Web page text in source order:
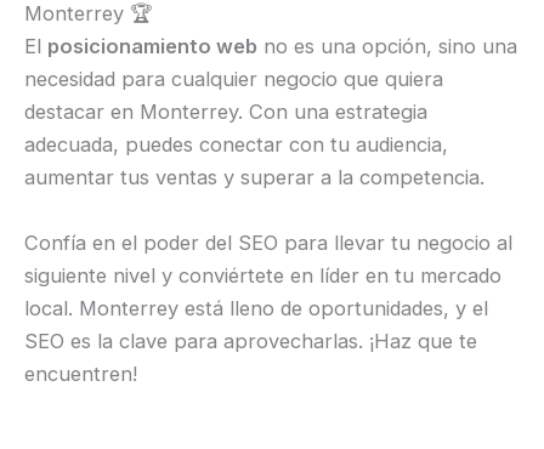
Monterrey 🏆
El posicionamiento web no es una opción, sino una
necesidad para cualquier negocio que quiera
destacar en Monterrey. Con una estrategia
adecuada, puedes conectar con tu audiencia,
aumentar tus ventas y superar a la competencia.
Confía en el poder del SEO para llevar tu negocio al
siguiente nivel y conviértete en líder en tu mercado
local. Monterrey está lleno de oportunidades, y el
SEO es la clave para aprovecharlas. ¡Haz que te
encuentren!